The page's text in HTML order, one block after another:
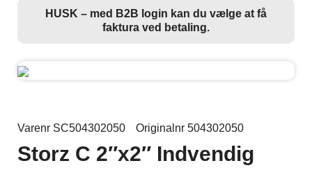
HUSK – med B2B login kan du vælge at få
faktura ved betaling.
Varenr SC504302050 Originalnr 504302050
Storz C 2″x2″ Indvendig